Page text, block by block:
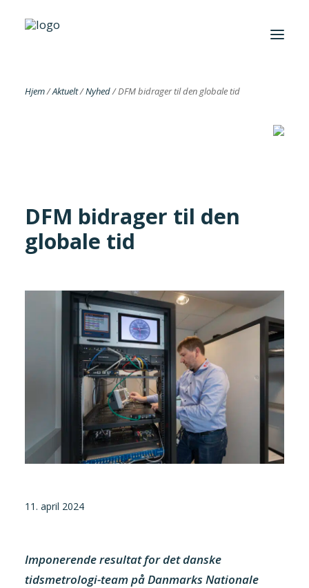
Tilmeld nyhedsbrev
Presse og pressemeddelelser
English
Hjem/Aktuelt/Nyhed/DFM bidrager til den globale tid
DFM bidrager til den
globale tid
11. april 2024
Imponerende resultat for det danske
tidsmetrologi-team på Danmarks Nationale